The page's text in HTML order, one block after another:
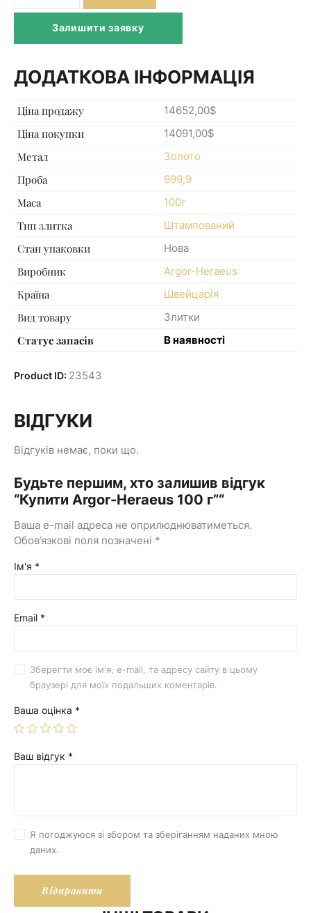
Залишити заявку
ДОДАТКОВА ІНФОРМАЦІЯ
Ціна продажу 14652,00$
Ціна покупки 14091,00$
Метал Золото
Проба 999,9
Маса 100г
Тип злитка Штампований
Стан упаковки Нова
Виробник Argor-Heraeus
Країна Швейцарія
Вид товару Злитки
Статус запасів В наявності
Product ID: 23543
ВІДГУКИ
Відгуків немає, поки що.
Будьте першим, хто залишив відгук
“Купити Argor-Heraeus 100 г”“
Ваша e-mail адреса не оприлюднюватиметься.
Обов’язкові поля позначені *
Ім'я *
Email *
Зберегти моє ім'я, e-mail, та адресу сайту в цьому
браузері для моїх подальших коментарів.
Ваша оцінка *
Ваш відгук *
Я погоджуюся зі збором та зберіганням наданих мною
даних.